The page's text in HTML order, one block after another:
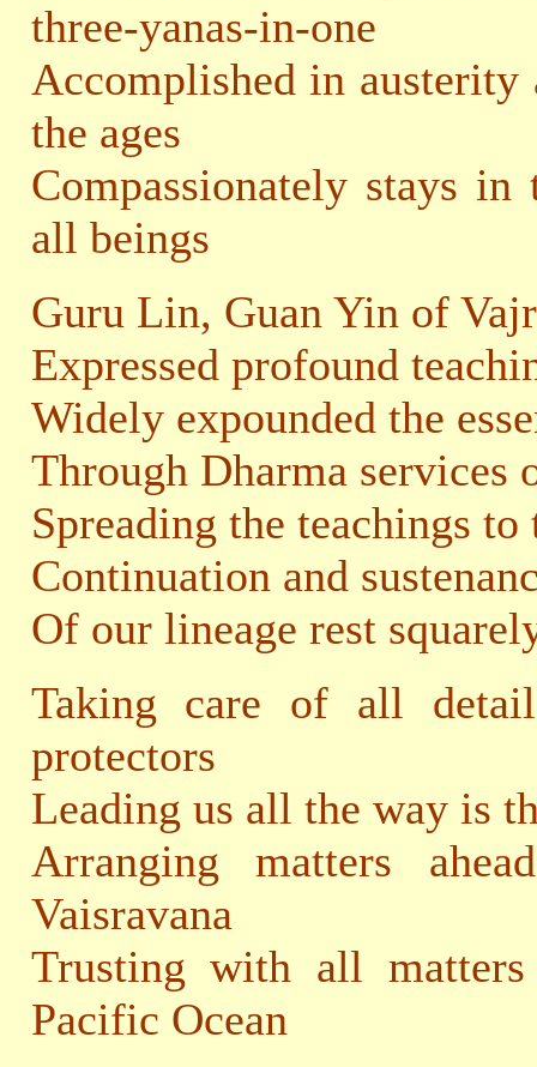
three-yanas-in-one
Accomplished in austerity
the ages
Compassionately stays
all beings
Guru Lin, Guan Yin of
Expressed profound
Widely expounded the
Through Dharma services
Spreading the teachings to
Continuation and
Of our lineage rest
Taking care of all
protectors
Leading us all the way is
Arranging matters
Vaisravana
Trusting with all
Pacific Ocean